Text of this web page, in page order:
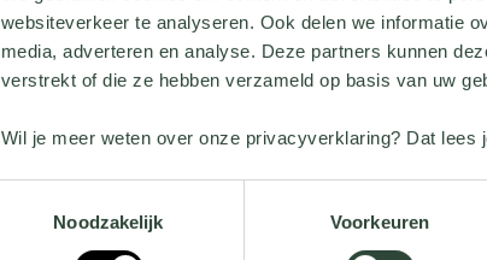
websiteverkeer te analyseren. Ook delen we informatie
media, adverteren en analyse. Deze partners kunnen
verstrekt of die ze hebben verzameld op basis van uw
Wil je meer weten over onze privacyverklaring? Dat lees
Noodzakelijk
Voorkeuren